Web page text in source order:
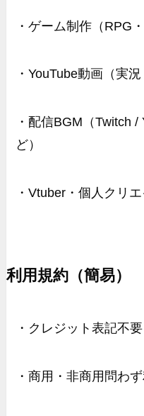
・ゲーム制作（RPG
・YouTube動画（実
・配信BGM（Twitch
ど）
・Vtuber・個人クリ
利用規約（簡易）
・クレジット表記不要
・商用・非商用問わ